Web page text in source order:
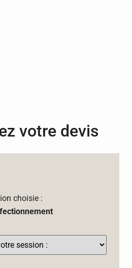
votre devis
choisie :